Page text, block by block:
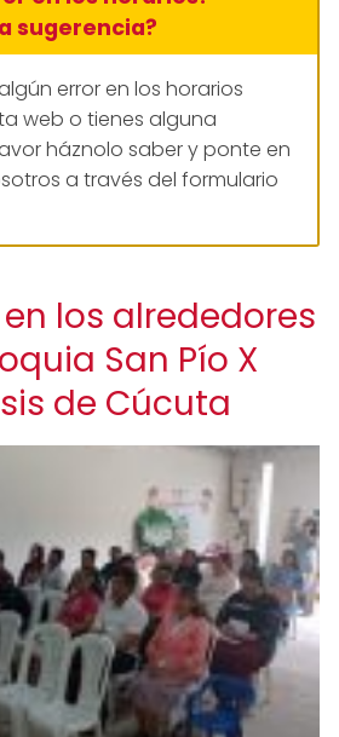
sugerencia?
error en los horarios
web o tienes alguna
háznolo saber y ponte en
a través del formulario
los alrededores
San Pío X
de Cúcuta